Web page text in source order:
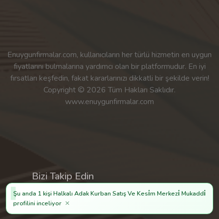
Şu anda 1 kişi Halkalı Adak Kurban Satış Ve Kesi̇m Merkezi̇ Mukaddi̇
profilini inceliyor ×
Enuygunfirmalar.com, kullanıcıların her türlü hizmetin en uygun
fiyatlarını bulmalarına yardımcı olan bir platformudur. En iyi
fırsatları keşfedin, fakat kararlarınızı dikkatli bir şekilde verin!
Copyright © 2026 Tüm Hakları Saklıdır.
www.enuygunfirmalar.com
Bizi Takip Edin